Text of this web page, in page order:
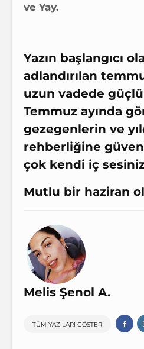
ve Yay.
Yazın başlangıcı
adlandırılan
uzun vadede
Temmuz ayında
gezegenlerin ve
rehberliğine
çok kendi iç
Mutlu bir haziran
Melis Şenol A.
TÜM YAZILARI GÖSTER